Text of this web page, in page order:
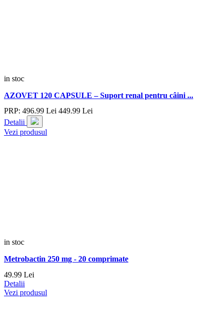
in stoc
AZOVET 120 CAPSULE – Suport renal pentru câini ...
PRP: 496.99 Lei 449.99 Lei
Detalii
Vezi produsul
in stoc
Metrobactin 250 mg - 20 comprimate
49.99 Lei
Detalii
Vezi produsul